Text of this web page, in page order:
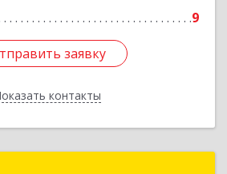
9
заявку
контакты
заявку
Назад